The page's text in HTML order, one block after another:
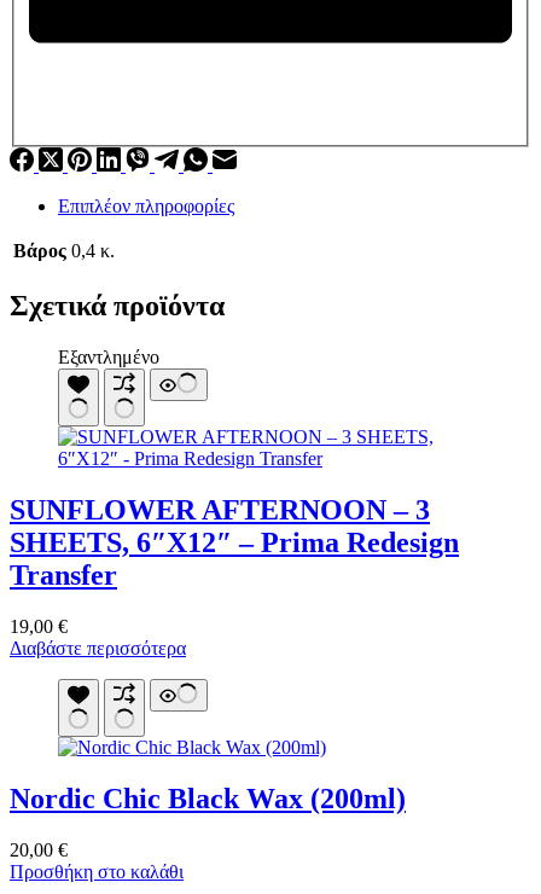
Επιπλέον πληροφορίες
Βάρος 0,4 κ.
Σχετικά προϊόντα
Εξαντλημένο
SUNFLOWER AFTERNOON – 3
SHEETS, 6″X12″ – Prima Redesign
Transfer
19,00 €
Διαβάστε περισσότερα
Nordic Chic Black Wax (200ml)
20,00 €
Προσθήκη στο καλάθι